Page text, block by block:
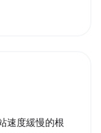
速度緩慢的根